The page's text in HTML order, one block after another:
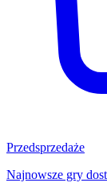
Przedsprzedaże
Najnowsze gry